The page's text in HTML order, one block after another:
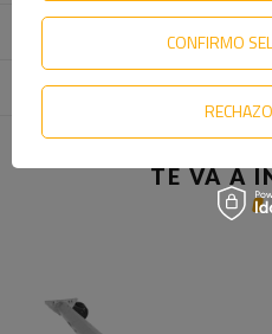
Longitud de la palanca del 145 mm
este producto en la UE
TE VA A
CONFIRMO